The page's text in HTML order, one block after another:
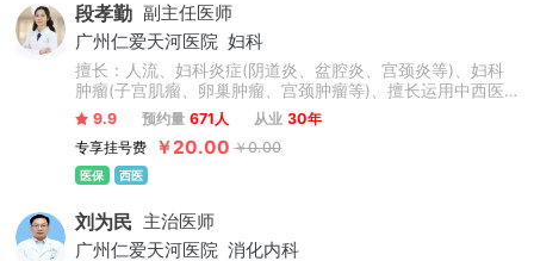
段孝勤 副主任医师
广州仁爱天河医院 妇科
擅长：人流、妇科炎症(阴道炎、盆腔炎、宫颈炎等)、妇科
肿瘤(子宫肌瘤、卵巢肿瘤、宫颈肿瘤等)、擅长运用中西医
结合及先进技术诊疗各种多囊卵巢综合征、子宫内膜异位
症、子宫腺肌症、痛经、女性不孕等。娴熟操作妇科微创手
术，如腹腔镜下子宫肌瘤及卵巢肿瘤剔除、盆腔炎症粘连分
粘、处女膜修复、生殖道畸形矫正等手术。
9.9 预约量 671人 从业 30年
专享挂号费
￥20.00 ￥0.00
医保 西医
刘为民 主治医师
广州仁爱天河医院 消化内科